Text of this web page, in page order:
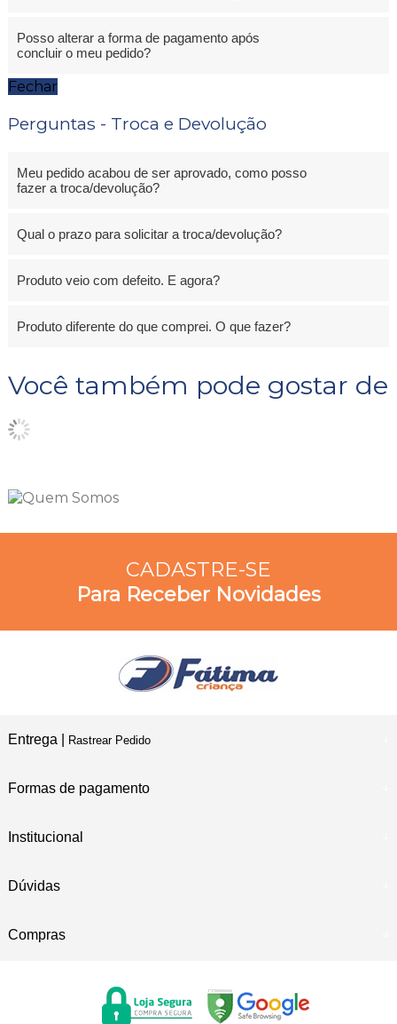
Posso alterar a forma de pagamento após
concluir o meu pedido?
Fechar
Perguntas - Troca e Devolução
Meu pedido acabou de ser aprovado, como posso
fazer a troca/devolução?
Qual o prazo para solicitar a troca/devolução?
Produto veio com defeito. E agora?
Produto diferente do que comprei. O que fazer?
Você também pode gostar de
CADASTRE-SE
Para Receber Novidades
Entrega | Rastrear Pedido
Formas de pagamento
Institucional
Dúvidas
Compras